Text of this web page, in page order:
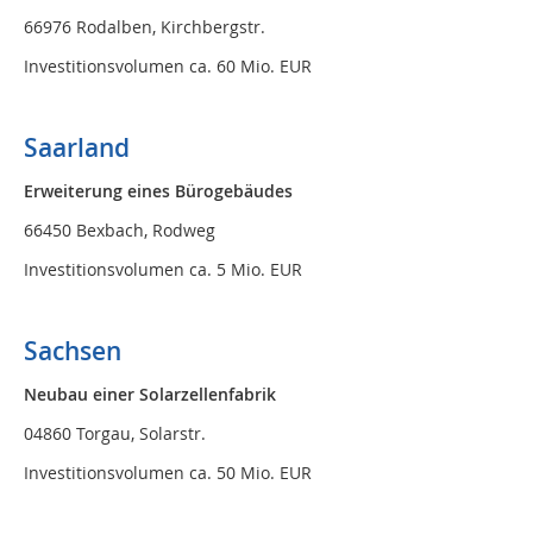
66976 Rodalben, Kirchbergstr.
Investitionsvolumen ca. 60 Mio. EUR
Saarland
Erweiterung eines Bürogebäudes
66450 Bexbach, Rodweg
Investitionsvolumen ca. 5 Mio. EUR
Sachsen
Neubau einer Solarzellenfabrik
04860 Torgau, Solarstr.
Investitionsvolumen ca. 50 Mio. EUR